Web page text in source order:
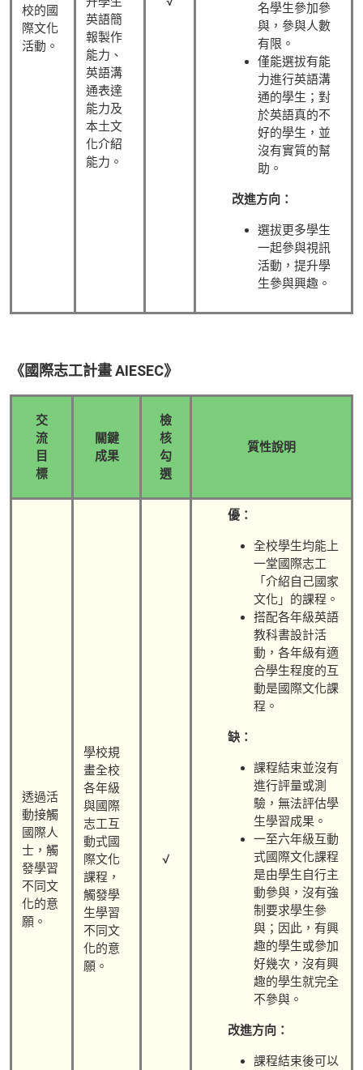
校的國
際文化
活動。
英語簡
報製作
能力、
英語溝
通表達
能力及
本土文
化介紹
能力。
名學生參加參
與，參與人數
有限。
僅能選拔有能
力進行英語溝
通的學生；對
於英語真的不
好的學生，並
沒有實質的幫
助。
改進方向：
選拔更多學生
一起參與視訊
活動，提升學
生參與興趣。
《國際志工計畫 AIESEC》
交
流
目
標
關鍵
成果
檢
核
勾
選
質性說明
透過活
動接觸
國際人
士，觸
發學習
不同文
化的意
願。
學校規
畫全校
各年級
與國際
志工互
動式國
際文化
課程，
觸發學
生學習
不同文
化的意
願。
√
優：
全校學生均能上
一堂國際志工
「介紹自己國家
文化」的課程。
搭配各年級英語
教科書設計活
動，各年級有適
合學生程度的互
動是國際文化課
程。
缺：
課程結束並沒有
進行評量或測
驗，無法評估學
生學習成果。
一至六年級互動
式國際文化課程
是由學生自行主
動參與，沒有強
制要求學生參
與；因此，有興
趣的學生或參加
好幾次，沒有興
趣的學生就完全
不參與。
改進方向：
課程結束後可以